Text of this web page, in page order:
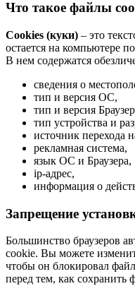
Что такое файлы
Cookies (куки) – это
остается на компьютере
В нем содержатся
сведения о
тип и версия ОС,
тип и версия
тип устройства и
источник перехода
рекламная система,
язык ОС и Браузера,
ip-адрес,
информация о
Запрещение
Большинство браузеров
cookie. Вы можете
чтобы он блокировал
перед тем, как сохранить